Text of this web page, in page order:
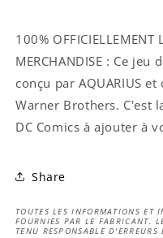
100% OFFICIELLEMENT
MERCHANDISE : Ce
conçu par AQUARIUS
Warner Brothers. C'est
DC Comics à ajouter à
Share
TOUTES LES INFORMATIONS ET
FOURNIES PAR LE FABRICANT.
TENU RESPONSABLE